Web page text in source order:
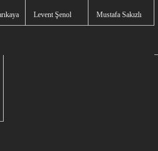
Levent Şenol Mustafa Sakızlı